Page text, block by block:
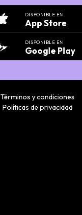
DISPONIBLE EN
App Store
DISPONIBLE EN
Google Play
Términos y condiciones
Políticas de privacidad